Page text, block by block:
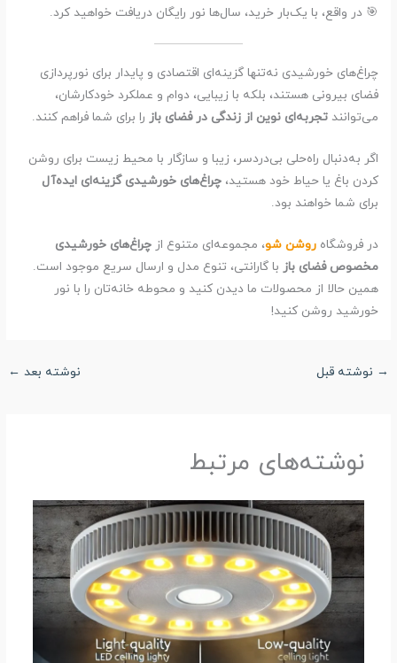
🎯 در واقع، با یک‌بار خرید، سال‌ها نور رایگان دریافت خواهید کرد.
چراغ‌های خورشیدی نه‌تنها گزینه‌ای اقتصادی و پایدار برای نورپردازی
فضای بیرونی هستند، بلکه با زیبایی، دوام و عملکرد خودکارشان،
می‌توانندتجربه‌ای نوین از زندگی در فضای باز را برای شما فراهم کنند.
اگر به‌دنبال راه‌حلی بی‌دردسر، زیبا و سازگار با محیط زیست برای روشن
کردن باغ یا حیاط خود هستید،چراغ‌های خورشیدی گزینه‌ای ایده‌آل
برای شما خواهند بود.
در فروشگاهروشن شو، مجموعه‌ای متنوع ازچراغ‌های خورشیدی
مخصوص فضای باز با گارانتی، تنوع مدل و ارسال سریع موجود است.
همین حالا از محصولات ما دیدن کنید و محوطه خانه‌تان را با نور
خورشید روشن کنید!
→ نوشته قبل نوشته بعد ←
نوشته‌های مرتبط